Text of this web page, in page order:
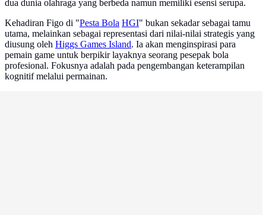
dua dunia olahraga yang berbeda namun memiliki esensi serupa.
Kehadiran Figo di "Pesta Bola HGI" bukan sekadar sebagai tamu
utama, melainkan sebagai representasi dari nilai-nilai strategis yang
diusung oleh Higgs Games Island. Ia akan menginspirasi para
pemain game untuk berpikir layaknya seorang pesepak bola
profesional. Fokusnya adalah pada pengembangan keterampilan
kognitif melalui permainan.